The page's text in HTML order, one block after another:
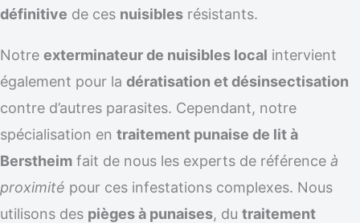
définitive de ces nuisibles résistants.
Notre exterminateur de nuisibles local intervient
également pour la dératisation et désinsectisation
contre d’autres parasites. Cependant, notre
spécialisation en traitement punaise de lit à
Berstheim fait de nous les experts de référence à
proximité pour ces infestations complexes. Nous
utilisons des pièges à punaises, du traitement